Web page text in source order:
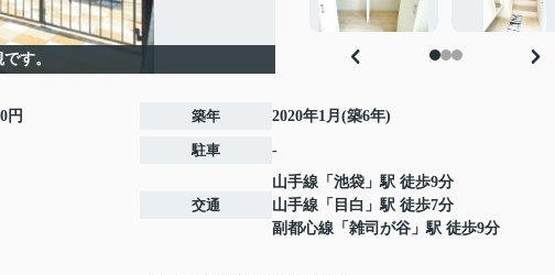
す。
円 築年 2020年1月(築6年)
駐車 -
交通
山手線 「 池袋 」駅 徒歩9分
山手線 「 目白 」駅 徒歩7分
副都心線 「 雑司が谷 」駅 徒歩9分